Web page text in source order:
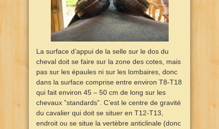
La surface d’appui de la selle sur le dos du
cheval doit se faire sur la zone des cotes, mais
pas sur les épaules ni sur les lombaires, donc
dans la surface comprise entre environ T8-T18
qui fait environ 45 – 50 cm de long sur les
chevaux ”standards”. C’est le centre de gravité
du cavalier qui doit se situer en T12-T13,
endroit ou se situe la vertèbre anticlinale (donc